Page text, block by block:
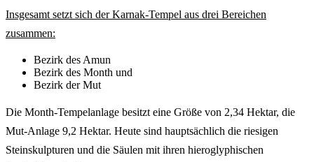
Insgesamt setzt sich der Karnak-Tempel aus drei Bereichen
zusammen:
Bezirk des Amun
Bezirk des Month und
Bezirk der Mut
Die Month-Tempelanlage besitzt eine Größe von 2,34 Hektar, die
Mut-Anlage 9,2 Hektar. Heute sind hauptsächlich die riesigen
Steinskulpturen und die Säulen mit ihren hieroglyphischen